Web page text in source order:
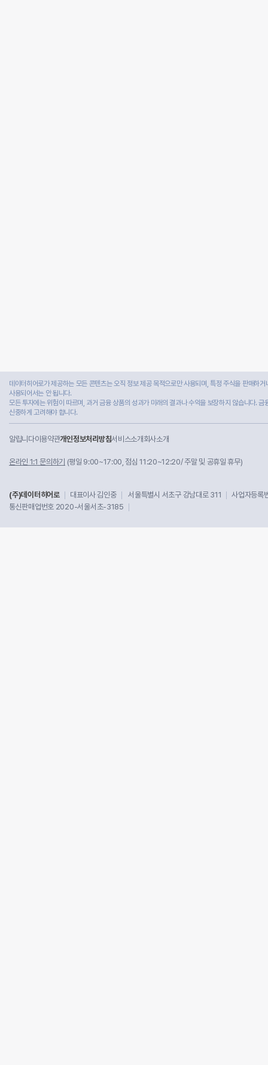
데이터히어로가 제공하는 모든 콘텐츠는 오직 정보 제공 목적으로만 사용되며, 특정 주식을 판매하
사용되어서는 안 됩니다.
모든 투자에는 위험이 따르며, 과거 금융 상품의 성과가 미래의 결과나 수익을 보장하지 않습니다.
신중하게 고려해야 합니다.
알립니다이용약관개인정보처리방침서비스소개 회사소개
온라인 1:1 문의하기 (평일 9:00~17:00, 점심 11:20~12:20/ 주말 및 공휴일 휴무)
(주)데이터히어로 대표이사 김인중 서울특별시 서초구 강남대로 311
사업자등
통신판매업번호 2020-서울서초-3185